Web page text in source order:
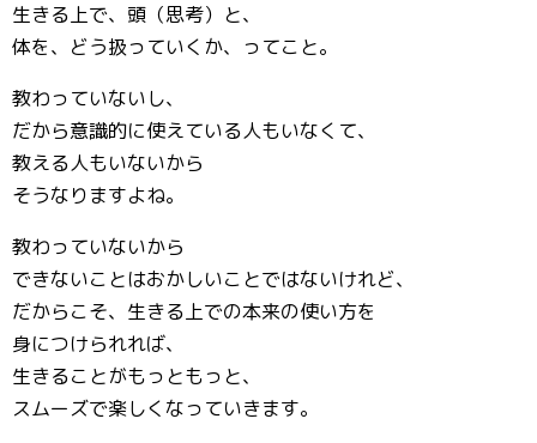
生きる上で、頭（思考）と、
体を、どう扱っていくか、ってこと。
教わっていないし、
だから意識的に使えている人もいなくて、
教える人もいないから
そうなりますよね。
教わっていないから
できないことはおかしいことではないけれど、
だからこそ、生きる上での本来の使い方を
身につけられれば、
生きることがもっともっと、
スムーズで楽しくなっていきます。